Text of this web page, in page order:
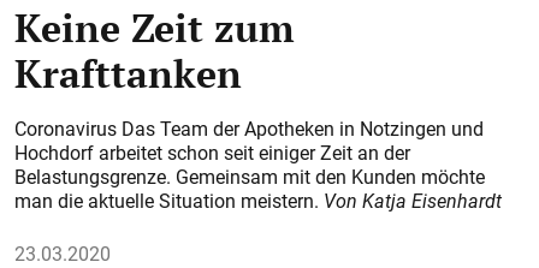
Keine Zeit zum
Krafttanken
Coronavirus Das Team der Apotheken in Notzingen und
Hochdorf arbeitet schon seit einiger Zeit an der
Belastungsgrenze. Gemeinsam mit den Kunden möchte
man die aktuelle Situation meistern. Von Katja Eisenhardt
23.03.2020